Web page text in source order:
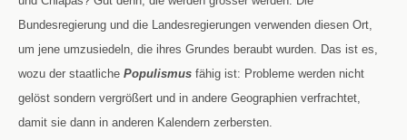
Bundesregierung und die Landesregierungen verwenden diesen Ort,
um jene umzusiedeln, die ihres Grundes beraubt wurden. Das ist es,
wozu der staatliche Populismus fähig ist: Probleme werden nicht
gelöst sondern vergrößert und in andere Geographien verfrachtet,
damit sie dann in anderen Kalendern zerbersten.